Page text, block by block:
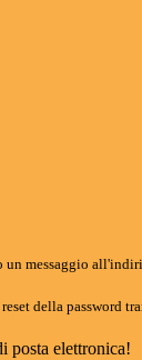
un messaggio
della password
posta elettronica!